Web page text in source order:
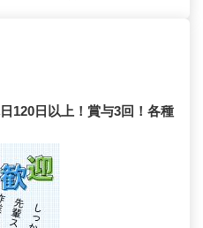
120日以上！賞与3回！各種